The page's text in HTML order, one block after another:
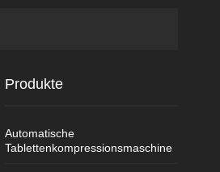
Produkte
Automatische
Tablettenkompressionsmaschine